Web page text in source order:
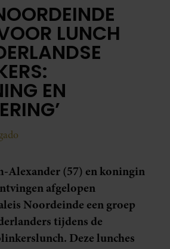
LUNCH
EN
Alexander (57) en koningin
afgelopen
Noordeinde een groep
tijdens de
Deze lunches